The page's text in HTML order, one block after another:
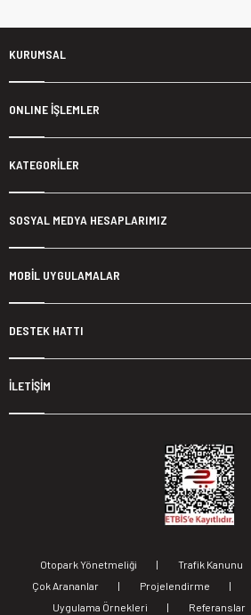
KURUMSAL
ONLINE İŞLEMLER
KATEGORİLER
SOSYAL MEDYA HESAPLARIMIZ
MOBİL UYGULAMALAR
DESTEK HATTI
İLETİŞİM
Otopark Yönetmeliği | Trafik Kanunu
Çok Arananlar
| Projelendirme |
Uygulama Örnekleri
| Referanslar